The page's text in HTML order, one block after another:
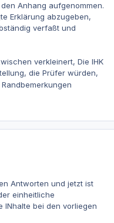
Anhang aufgenommen.
Erklärung abzugeben,
verfaßt und
verkleinert, Die IHK
die Prüfer würden,
Antworten und jetzt ist
einheitliche
INhalte bei den vorliegen